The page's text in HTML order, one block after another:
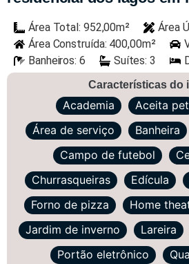
Área Total: 952,00m²
Área
Área Construída: 400,00m²
Banheiros: 6
Suítes: 3
Características do
Academia Aceita pet
Área de serviço
Banheira
Campo de futebol
Churrasqueiras
Edícula
Forno de pizza
Home
Jardim de inverno
Lareira
Portão eletrônico